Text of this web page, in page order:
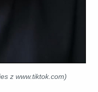
z www.tiktok.com)